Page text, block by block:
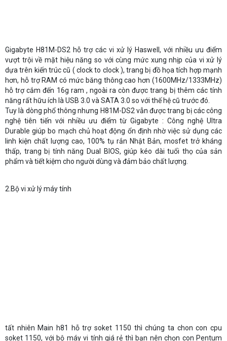
Gigabyte H81M-DS2 hỗ trợ các vi xử lý Haswell, với nhiều ưu điểm
vượt trội về mặt hiệu năng so với cùng mức xung nhịp của vi xử lý
dựa trên kiến trúc cũ ( clock to clock ), trang bị đồ họa tích hợp mạnh
hơn, hỗ trợ RAM có mức băng thông cao hơn (1600MHz/1333MHz)
hỗ trợ cắm đến 16g ram , ngoài ra còn được trang bị thêm các tính
năng rất hữu ích là USB 3.0 và SATA 3.0 so với thế hệ cũ trước đó.
Tuy là dòng phổ thông nhưng H81M-DS2 vẫn được trang bị các công
nghệ tiên tiến với nhiều ưu điểm từ Gigabyte : Công nghệ Ultra
Durable giúp bo mạch chủ hoạt động ổn định nhờ việc sử dụng các
linh kiện chất lượng cao, 100% tụ rắn Nhật Bản, mosfet trở kháng
thấp, trang bị tính năng Dual BIOS, giúp kéo dài tuổi thọ của sản
phẩm và tiết kiệm cho người dùng và đảm bảo chất lượng.
2.Bộ vi xử lý máy tính
tất nhiên Main h81 hỗ trợ soket 1150 thì chúng ta chon con cpu
soket 1150, với bộ máy vi tính giá rẻ thì bạn nên chọn con Pentum